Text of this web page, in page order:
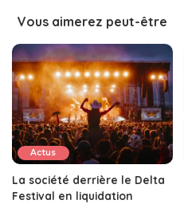
Vous aimerez peut-être
Actus
La société derrière le Delta
Festival en liquidation